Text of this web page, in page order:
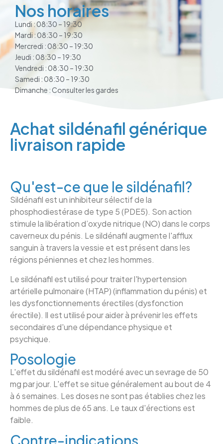
Nos horaires
Lundi : 08:30 – 19:30
Mardi : 08:30 – 19:30
Mercredi : 08:30 – 19:30
Jeudi : 08:30 – 19:30
Vendredi : 08:30 – 19:30
Samedi : 08:30 – 19:30
Dimanche : Consulter les gardes
Achat sildénafil générique
livraison rapide
Qu'est-ce que le sildénafil?
Sildénafil est un inhibiteur sélectif de la
phosphodiestérase de type 5 (PDE5). Son action
stimule la libération d’oxyde nitrique (NO) dans le corps
caverneux du pénis. Le sildénafil augmente l'afflux
sanguin à travers la vessie et est présent dans les
régions péniennes et chez les hommes.
Le sildénafil est utilisé pour traiter l'hypertension
artérielle pulmonaire (HTAP) (inflammation du pénis) et
les dysfonctionnements érectiles (dysfonction
érectile). Il est utilisé pour aider à prévenir les effets
secondaires d'une dépendance physique et
psychique.
Posologie
L'effet du sildénafil est modéré avec un sevrage de 50
mg par jour. L'effet se situe généralement au bout de 4
à 6 semaines. Les doses ne sont pas établies chez les
hommes de plus de 65 ans. Le taux d'érections est
faible.
Contre-indications